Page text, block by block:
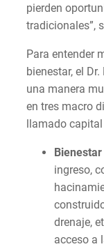
pierden
tradicionales”,
Para entender
bienestar, el
una manera
en tres macro
llamado
ingreso,
drenaje,
acceso a